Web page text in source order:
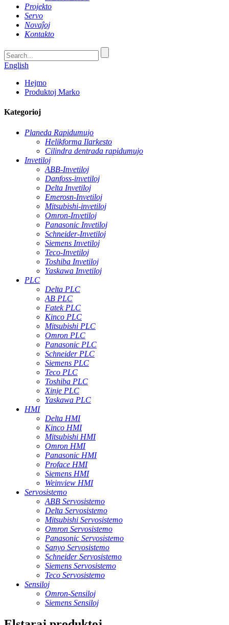
Projekto
Servo
Novaĵoj
Kontakto
English
Hejmo
Produktoj Marko
Kategorioj
Planeda Rapidumujo
Helikforma Ilarkesto
Cilindra dentrada rapidumujo
Invetiloj
ABB-Invetiloj
Danfoss-invetiloj
Delta Invetiloj
Emerosn-Invetiloj
Mitsubishi-invetiloj
Omron-Invetiloj
Panasonic Invetiloj
Schneider-Invetiloj
Siemens Invetiloj
Teco-Invetiloj
Toshiba Invetiloj
Yaskawa Invetiloj
PLC
Delta PLC
AB PLC
Fatek PLC
Kinco PLC
Mitsubishi PLC
Omron PLC
Panasonic PLC
Schneider PLC
Siemens PLC
Teco PLC
Toshiba PLC
Xinje PLC
Yaskawa PLC
HMI
Delta HMI
Kinco HMI
Mitsubishi HMI
Omron HMI
Panasonic HMI
Proface HMI
Siemens HMI
Weinview HMI
Servosistemo
ABB Servosistemo
Delta Servosistemo
Mitsubishi Servosistemo
Omron Servosistemo
Panasonic Servosistemo
Sanyo Servosistemo
Schneider Servosistemo
Siemens Servosistemo
Teco Servosistemo
Sensiloj
Omron-Sensiloj
Siemens Sensiloj